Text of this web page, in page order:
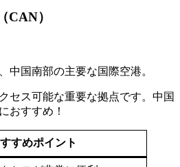
CAN）
中国南部の主要な国際空港。
セス可能な重要な拠点です。中国
おすすめ！
すめポイント